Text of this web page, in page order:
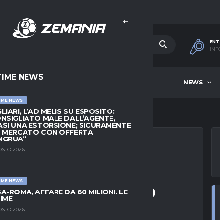
NEWS
NEWS
NEWS
L’AD MELIS SU ESPOSITO:
MALE DALL’AGENTE,
UNA ESTORSIONE; SICURAMENTE
MERCATO CON OFFERTA
2026
NEWS
ROMA, AFFARE DA 60 MILIONI. LE
2026
CITY VS
07 MARZO